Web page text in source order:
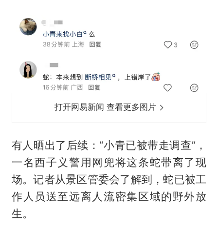
打开网易新闻 查看更多图片
有人晒出了后续：“小青已被带走调查”，
一名西子义警用网兜将这条蛇带离了现
场。记者从景区管委会了解到，蛇已被工
作人员送至远离人流密集区域的野外放
生。